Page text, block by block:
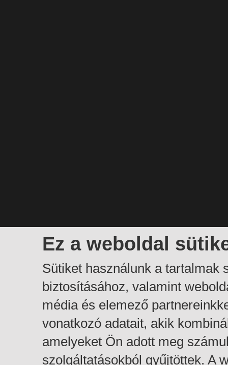
Ez a weboldal
Sütiket használunk a tartalmak
biztosításához, valamint
média és elemező
vonatkozó adatait, akik
amelyeket Ön adott meg
szolgáltatásokból gyűjtöttek. A